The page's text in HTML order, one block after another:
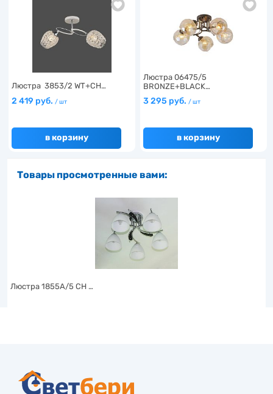
Люстра 3853/2 WT+CH…
2 419 руб. / шт
в корзину
Люстра 06475/5
BRONZE+BLACK…
3 295 руб. / шт
в корзину
Товары просмотренные вами:
Люстра 1855A/5 CH …